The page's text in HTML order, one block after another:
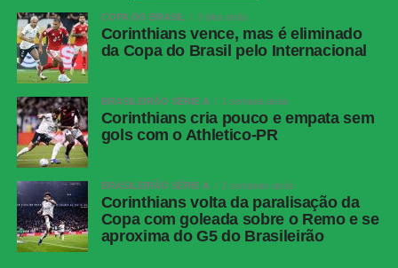
Data e horário:13.08 (quinta-feira), às 21h30 (de
Brasília)
Local:Estádio Inca Garcilaso de la Vega
Fluminense x Independiente Rivadavia
Competição:Copa Libertadores – oitavas de final (ida)
Data e horário:11.08 (terça-feira), às 19h (de Brasília)
Local:Estádio do Maracanã
FICHA
TÉCNICA
Resultado
Botafogo 1 x 1 Fluminense
COPA DO BRASIL 3 dias atrás
Corinthians vence, mas é eliminado
da Copa do Brasil pelo Internacional
BRASILEIRÃO SÉRIE A 1 semana atrás
Corinthians cria pouco e empata sem
gols com o Athletico-PR
BRASILEIRÃO SÉRIE A 2 semanas atrás
Corinthians volta da paralisação da
Copa com goleada sobre o Remo e se
aproxima do G5 do Brasileirão